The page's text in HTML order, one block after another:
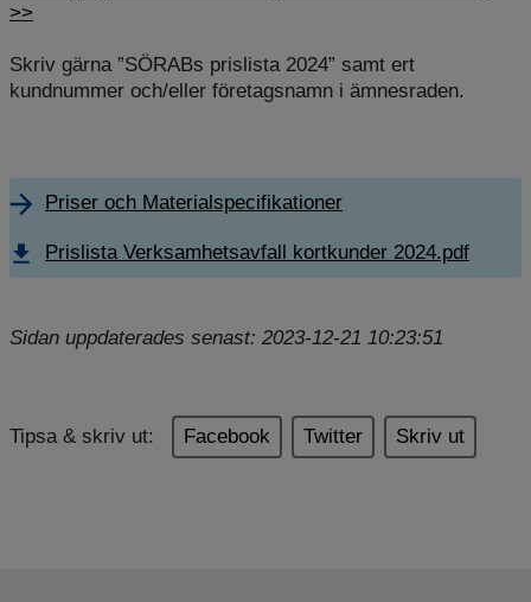
>>
Skriv gärna ”SÖRABs prislista 2024” samt ert
kundnummer och/eller företagsnamn i ämnesraden.
Priser och Materialspecifikationer
Prislista Verksamhetsavfall kortkunder 2024.pdf
Sidan uppdaterades senast: 2023-12-21 10:23:51
Tipsa & skriv ut: Facebook Twitter Skriv ut